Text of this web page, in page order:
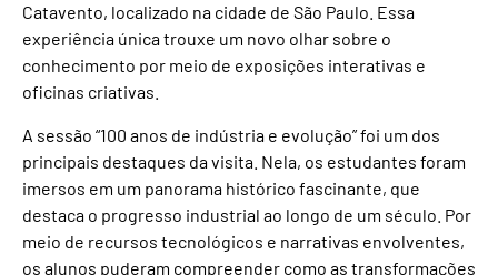
Catavento, localizado na cidade de São Paulo. Essa
experiência única trouxe um novo olhar sobre o
conhecimento por meio de exposições interativas e
oficinas criativas.
A sessão “100 anos de indústria e evolução” foi um dos
principais destaques da visita. Nela, os estudantes foram
imersos em um panorama histórico fascinante, que
destaca o progresso industrial ao longo de um século. Por
meio de recursos tecnológicos e narrativas envolventes,
os alunos puderam compreender como as transformações